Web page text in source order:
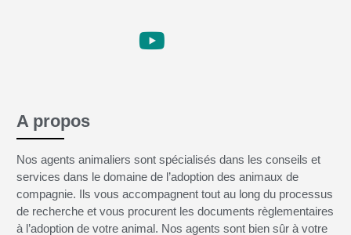
A propos
Nos agents animaliers sont spécialisés dans les conseils et
services dans le domaine de l’adoption des animaux de
compagnie. Ils vous accompagnent tout au long du processus
de recherche et vous procurent les documents règlementaires
à l’adoption de votre animal. Nos agents sont bien sûr à votre